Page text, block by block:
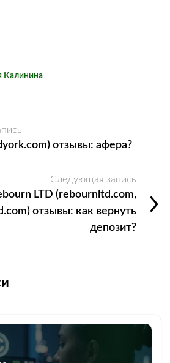
Калинина
отзывы: афера?
Следующая запись
LTD (rebournltd.com,
отзывы: как вернуть
депозит?